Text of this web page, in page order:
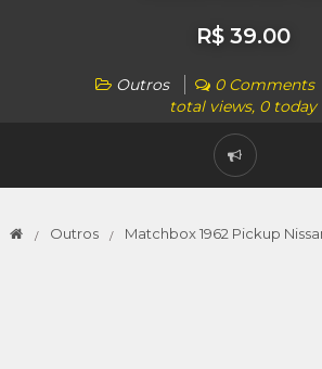
R$ 39.00
Outros 0 Comments
total views, 0 today
Outros Matchbox 1962 Pickup